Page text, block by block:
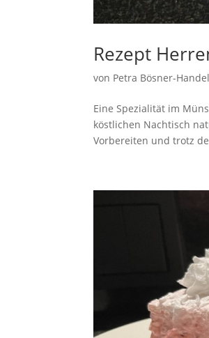
Rezept
von Petra Bösner-
Eine Spezialität im
köstlichen Nachtisch
Vorbereiten und trotz